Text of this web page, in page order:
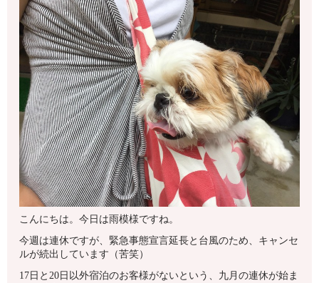
こんにちは。今日は雨模様ですね。
今週は連休ですが、緊急事態宣言延長と台風のため、キャンセ
ルが続出しています（苦笑）
17日と20日以外宿泊のお客様がないという、九月の連休が始ま